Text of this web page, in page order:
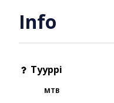
Info
Tyyppi
MTB